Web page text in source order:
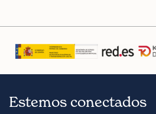
Estemos conectados